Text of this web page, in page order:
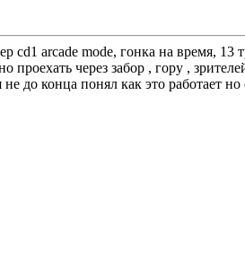
cd1 arcade mode, гонка на время,
проехать через забор , гору ,
до конца понял как это работает